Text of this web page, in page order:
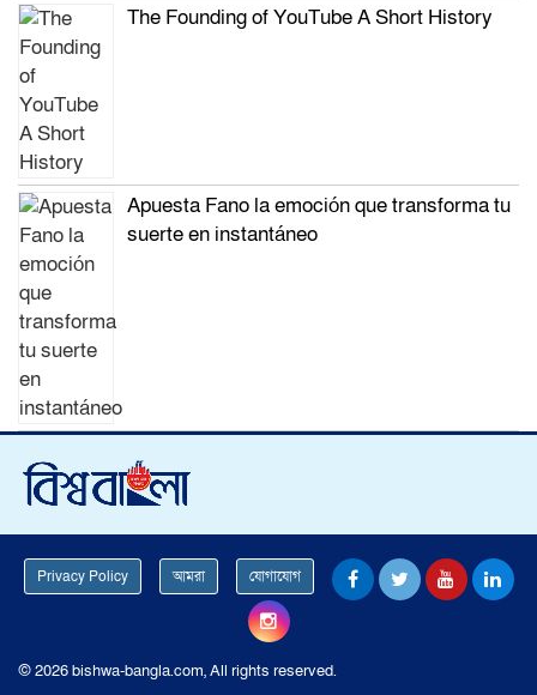
The Founding of YouTube A Short History
Apuesta Fano la emoción que transforma tu
suerte en instantáneo
Privacy Policy আমরা যোগাযোগ
© 2026 bishwa-bangla.com, All rights reserved.